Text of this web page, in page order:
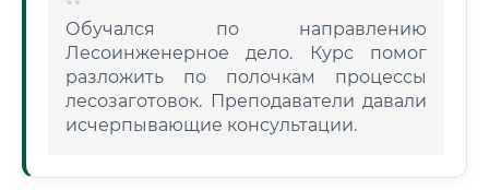
Обучался по направлению
Лесоинженерное дело. Курс помог
разложить по полочкам процессы
лесозаготовок. Преподаватели давали
исчерпывающие консультации.